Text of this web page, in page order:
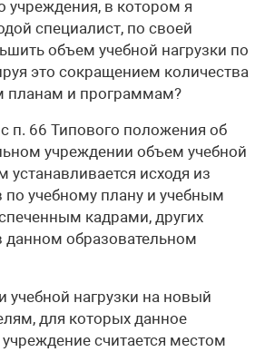
учреждения, в котором я
специалист, по своей
объем учебной нагрузки по
это сокращением количества
планам и программам?
п. 66 Типового положения об
учреждении объем учебной
устанавливается исходя из
по учебному плану и учебным
кадрами, других
данном образовательном
учебной нагрузки на новый
для которых данное
считается местом